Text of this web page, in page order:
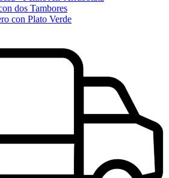
dos Tambores
con Plato Verde